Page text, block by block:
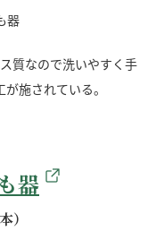
質なので洗いやすく手
施されている。
器
）